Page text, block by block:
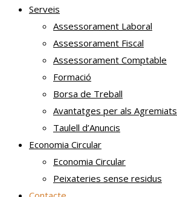
Serveis
Assessorament Laboral
Assessorament Fiscal
Assessorament Comptable
Formació
Borsa de Treball
Avantatges per als Agremiats
Taulell d’Anuncis
Economia Circular
Economia Circular
Peixateries sense residus